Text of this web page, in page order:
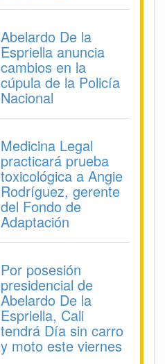
Abelardo De la
Espriella anuncia
cambios en la
cúpula de la Policía
Nacional
Medicina Legal
practicará prueba
toxicológica a Angie
Rodríguez, gerente
del Fondo de
Adaptación
Por posesión
presidencial de
Abelardo De la
Espriella, Cali
tendrá Día sin carro
y moto este viernes